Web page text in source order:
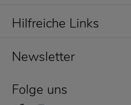
Newsletter
Folge uns
Hilfreiche Links